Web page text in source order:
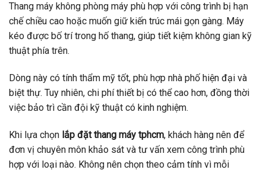
Thang máy không phòng máy phù hợp với công trình bị hạn
chế chiều cao hoặc muốn giữ kiến trúc mái gọn gàng. Máy
kéo được bố trí trong hố thang, giúp tiết kiệm không gian kỹ
thuật phía trên.
Dòng này có tính thẩm mỹ tốt, phù hợp nhà phố hiện đại và
biệt thự. Tuy nhiên, chi phí thiết bị có thể cao hơn, đồng thời
việc bảo trì cần đội kỹ thuật có kinh nghiệm.
Khi lựa chọn lắp đặt thang máy tphcm, khách hàng nên để
đơn vị chuyên môn khảo sát và tư vấn xem công trình phù
hợp với loại nào. Không nên chọn theo cảm tính vì mỗi